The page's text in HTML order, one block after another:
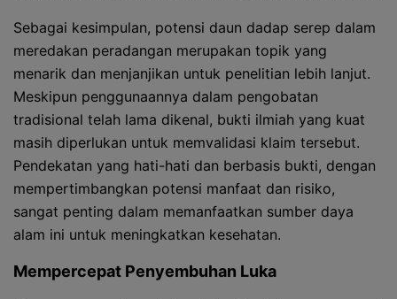
Sebagai kesimpulan, potensi daun dadap serep dalam
meredakan peradangan merupakan topik yang
menarik dan menjanjikan untuk penelitian lebih lanjut.
Meskipun penggunaannya dalam pengobatan
tradisional telah lama dikenal, bukti ilmiah yang kuat
masih diperlukan untuk memvalidasi klaim tersebut.
Pendekatan yang hati-hati dan berbasis bukti, dengan
mempertimbangkan potensi manfaat dan risiko,
sangat penting dalam memanfaatkan sumber daya
alam ini untuk meningkatkan kesehatan.
Mempercepat Penyembuhan Luka